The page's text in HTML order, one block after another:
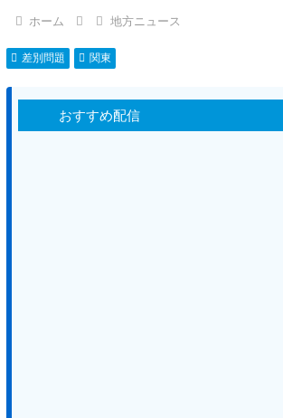
ホーム 地方ニュース
差別問題 関東
おすすめ配信